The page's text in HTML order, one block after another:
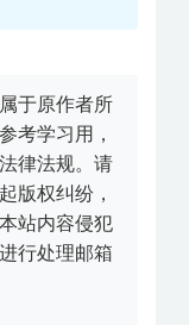
于原作者所
考学习用，
律法规。请
版权纠纷，
站内容侵犯
行处理邮箱